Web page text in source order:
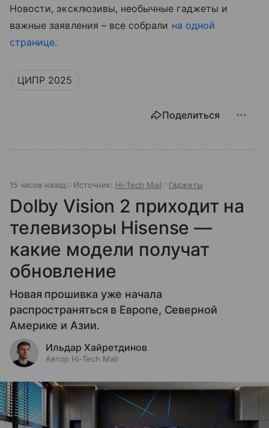
Новости, эксклюзивы, необычные гаджеты и
важные заявления – все собрали на одной
странице.
ЦИПР 2025
Поделиться
15 часов назад Источник: Hi-Tech Mail Гаджеты
Dolby Vision 2 приходит на
телевизоры Hisense —
какие модели получат
обновление
Новая прошивка уже начала
распространяться в Европе, Северной
Америке и Азии.
Ильдар Хайретдинов
Автор Hi-Tech Mail